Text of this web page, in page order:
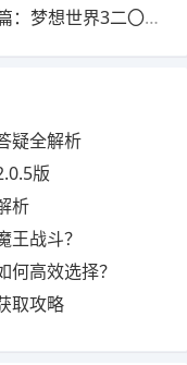
下一篇：梦想世界3二〇二六新内容上线，元旦活动惊喜不断
疑全解析
版
析
战斗？
高效选择？
取攻略